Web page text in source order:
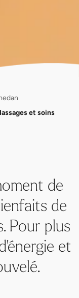
et soins
de
de
Pour plus
et